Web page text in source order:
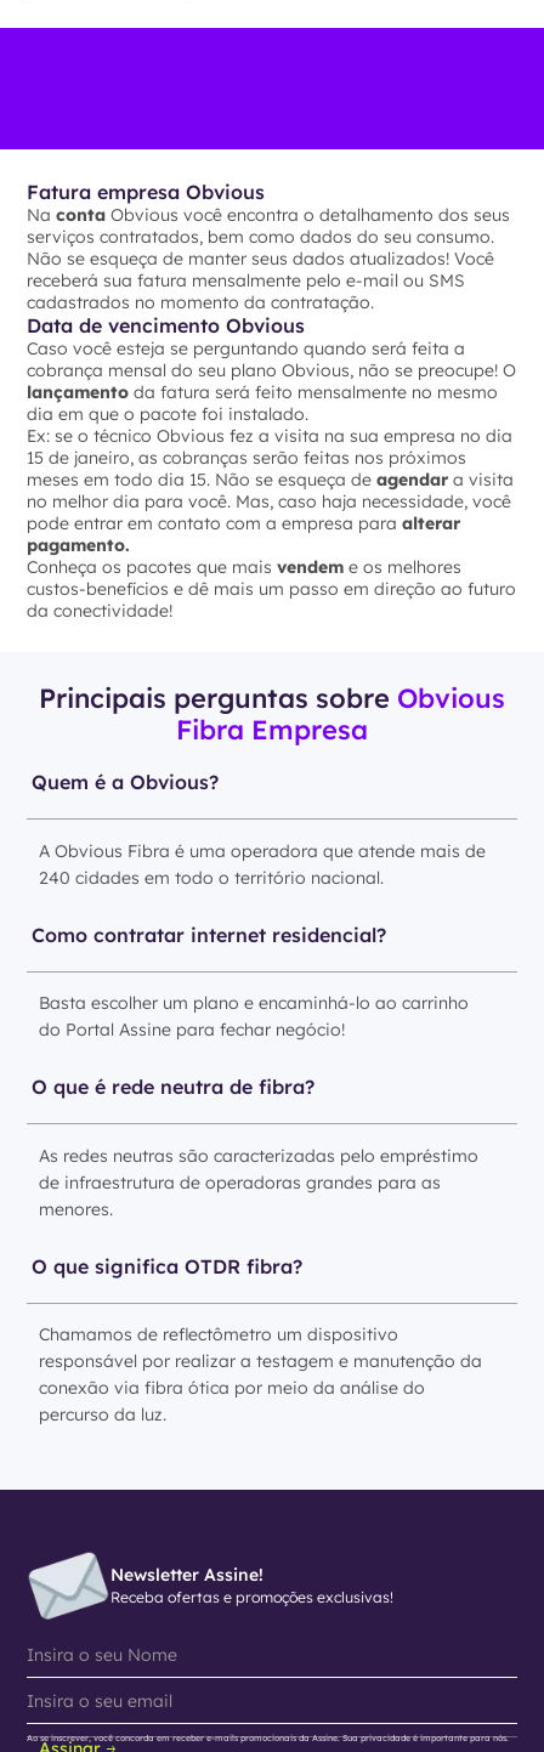
Fatura empresa Obvious
Naconta Obvious você encontra o detalhamento dos seus
serviços contratados, bem como dados do seu consumo.
Não se esqueça de manter seus dados atualizados! Você
receberá sua fatura mensalmente pelo e-mail ou SMS
cadastrados no momento da contratação.
Data de vencimento Obvious
Caso você esteja se perguntando quando será feita a
cobrança mensal do seu plano Obvious, não se preocupe! O
lançamento da fatura será feito mensalmente no mesmo
dia em que o pacote foi instalado.
Ex: se o técnico Obvious fez a visita na sua empresa no dia
15 de janeiro, as cobranças serão feitas nos próximos
meses em todo dia 15. Não se esqueça deagendar a visita
no melhor dia para você. Mas, caso haja necessidade, você
pode entrar em contato com a empresa paraalterar
pagamento.
Conheça os pacotes que maisvendem e os melhores
custos-benefícios e dê mais um passo em direção ao futuro
da conectividade!
Principais perguntas sobre Obvious
Fibra Empresa
Quem é a Obvious?
A Obvious Fibra é uma operadora que atende mais de
240 cidades em todo o território nacional.
Como contratar internet residencial?
Basta escolher um plano e encaminhá-lo ao carrinho
do Portal Assine para fechar negócio!
O que é rede neutra de fibra?
As redes neutras são caracterizadas pelo empréstimo
de infraestrutura de operadoras grandes para as
menores.
O que significa OTDR fibra?
Chamamos de reflectômetro um dispositivo
responsável por realizar a testagem e manutenção da
conexão via fibra ótica por meio da análise do
percurso da luz.
Newsletter Assine!
Receba ofertas e promoções exclusivas!
Ao se inscrever, você concorda em receber e-mails promocionais da Assine. Sua privacidade é importante para nós.